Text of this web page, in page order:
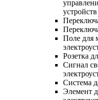
устройств
Поле для
Розетка
Сигнал
Система
Элемент